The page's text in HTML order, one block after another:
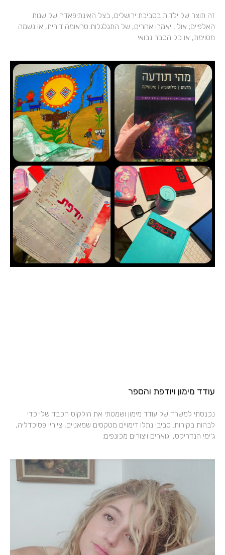
זה תוצר של ילדות בסביבת ירושלים, בצל האינתיפאדה של שנות
האלפיים; אולי, יאמרו אחרים, של התגלגלות טראומה דורית, או נשמה
מסוימת, או כל הסבר נבואי
עודד מימון ויודפת והספר
נכנסתי למשרד של עודד מימון ושמטתי את הילקוט הכבד שלי כדי
לבהות בקירות. סביבי נתלו דימויים מטקסים שמאניים, ציוריי פסיכדליה,
ג׳ימי הנדריקס, יגוארים ויצורים מכונפים;